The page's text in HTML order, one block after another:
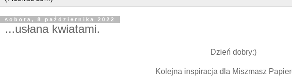
sobota, 8 października 2022
...usłana kwiatami.
Dzień dobry:)
Kolejna inspiracja dla Miszmasz